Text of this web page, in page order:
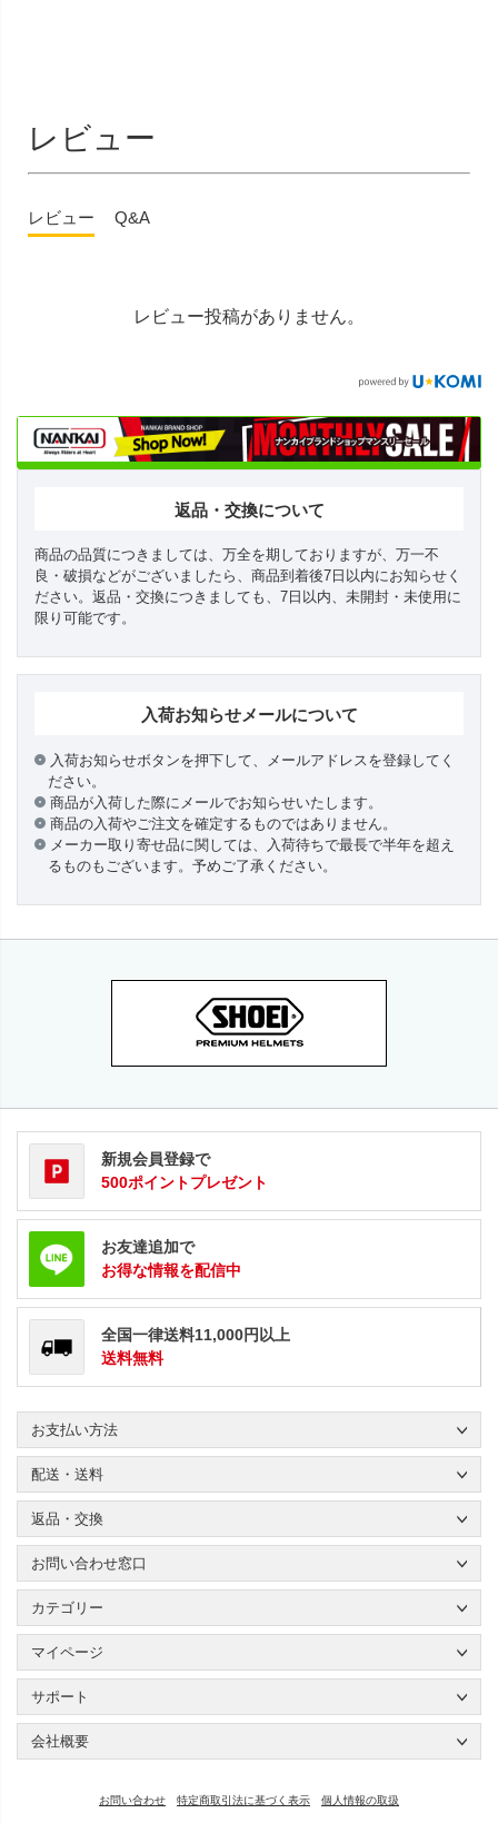
レビュー
レビュー Q&A
レビュー投稿がありません。
返品・交換について
商品の品質につきましては、万全を期しておりますが、万一不
良・破損などがございましたら、商品到着後7日以内にお知らせく
ださい。返品・交換につきましても、7日以内、未開封・未使用に
限り可能です。
入荷お知らせメールについて
入荷お知らせボタンを押下して、メールアドレスを登録してく
ださい。
商品が入荷した際にメールでお知らせいたします。
商品の入荷やご注文を確定するものではありません。
メーカー取り寄せ品に関しては、入荷待ちで最長で半年を超え
るものもございます。予めご了承ください。
新規会員登録で
500ポイントプレゼント
お友達追加で
お得な情報を配信中
全国一律送料11,000円以上
送料無料
お支払い方法
配送・送料
返品・交換
お問い合わせ窓口
カテゴリー
マイページ
サポート
会社概要
お問い合わせ 特定商取引法に基づく表示 個人情報の取扱